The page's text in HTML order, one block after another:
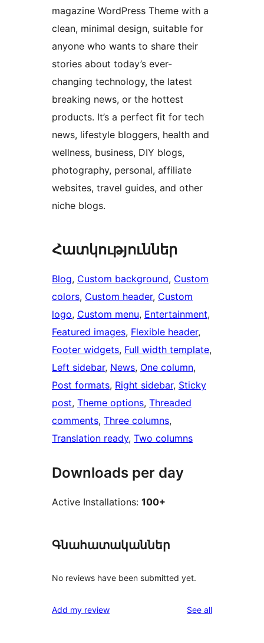
magazine WordPress Theme with a
clean, minimal design, suitable for
anyone who wants to share their
stories about today’s ever-
changing technology, the latest
breaking news, or the hottest
products. It’s a perfect fit for tech
news, lifestyle bloggers, health and
wellness, business, DIY blogs,
photography, personal, affiliate
websites, travel guides, and other
niche blogs.
Հատկություններ
Blog, Custom background, Custom
colors, Custom header, Custom
logo, Custom menu, Entertainment
Featured images, Flexible header
Footer widgets, Full width template
Left sidebar, News, One column
Post formats, Right sidebar, Sticky
post, Theme options, Threaded
comments, Three columns
Translation ready, Two columns
Downloads per day
Active Installations: 100+
Գնահատականներ
No reviews have been submitted yet.
Add my review See allreviews